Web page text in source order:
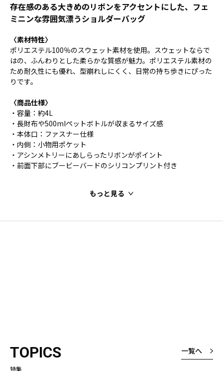
存在感のある大きめのリボンをアクセントにした、フェ
ミニンな雰囲気漂うショルダーバッグ
〈素材特性〉
ポリエステル100％のスウェット素材を使用。スウェットならで
はの、ふんわりとした柔らかな質感が魅力。ポリエステル素材の
ため耐久性にも優れ、型崩れしにくく、日常の持ち歩きにぴった
りです。
〈商品仕様〉
・容量：約4L
・長財布や500mlペットボトルが収まるサイズ感
・本体口：ファスナー仕様
・内側：小物用ポケット
・アシンメトリーにあしらったリボンがポイント
・前面下部にブービーバードのシリコンプリント付き
もっと見る
TOPICS
特集
一覧へ